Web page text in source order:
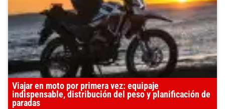
Viajar en moto por primera vez: equipaje
indispensable, distribución del peso y planificación de
paradas